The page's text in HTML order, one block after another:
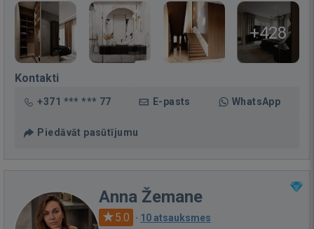
+428
Kontakti
+371 *** *** 77 E-pasts WhatsApp
Piedāvāt pasūtījumu
Anna Žemane
5.0 · 10 atsauksmes